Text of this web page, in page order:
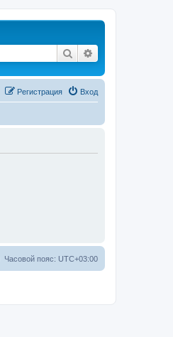
Поиск
Вход
Регистрация
Часовой пояс: UTC+03:00